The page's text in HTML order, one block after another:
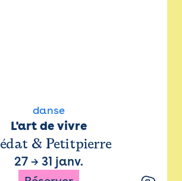
danse
L'art de vivre
& Petitpierre
27 → 31 janv.